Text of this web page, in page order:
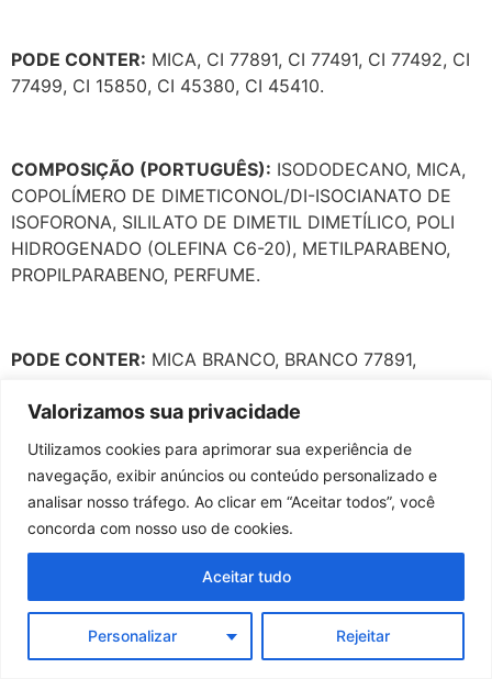
Valorizamos sua privacidade
Utilizamos cookies para aprimorar sua experiência de
navegação, exibir anúncios ou conteúdo personalizado e
analisar nosso tráfego. Ao clicar em “Aceitar todos”, você
concorda com nosso uso de cookies.
Personalizar Rejeitar
Aceitar tudo
PODE CONTER: MICA, CI 77891, CI 77491, CI 77492, CI
77499, CI 15850, CI 45380, CI 45410.
COMPOSIÇÃO (PORTUGUÊS): ISODODECANO, MICA,
COPOLÍMERO DE DIMETICONOL/DI-ISOCIANATO DE
ISOFORONA, SILILATO DE DIMETIL DIMETÍLICO, POLI
HIDROGENADO (OLEFINA C6-20), METILPARABENO,
PROPILPARABENO, PERFUME.
PODE CONTER: MICA BRANCO, BRANCO 77891,
VERMELHO 15850, VERMELHO 45380, VERMELHO
45410.